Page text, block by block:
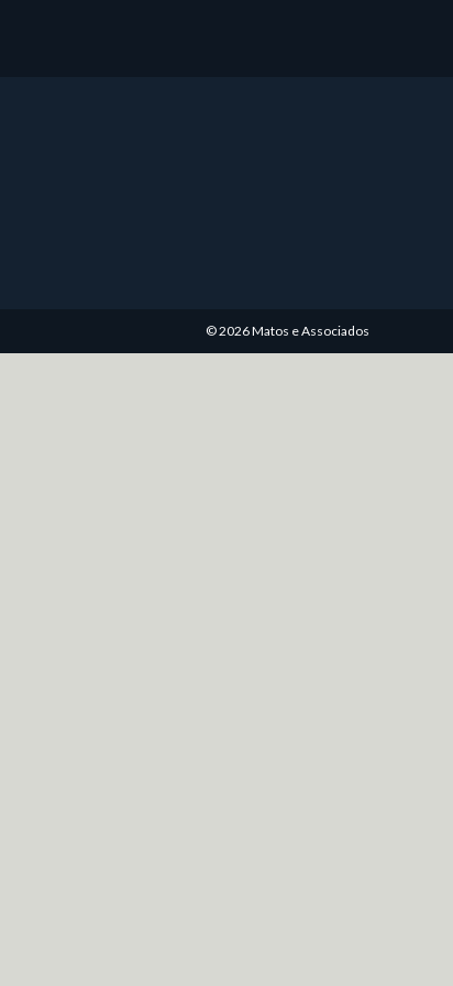
© 2026 Matos e Associados